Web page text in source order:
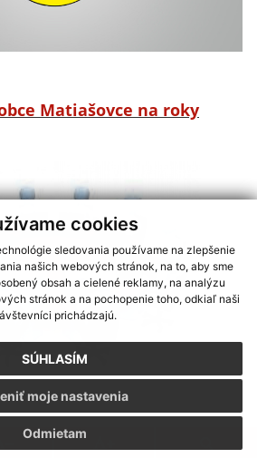
cookies
sledovania používame na zlepšenie
našich webových stránok, na to, aby sme
obsah a cielené reklamy, na analýzu
stránok a na pochopenie toho, odkiaľ naši
prichádzajú.
SÚHLASÍM
Odmietam
moje nastavenia
Matiašovce na roky
Obecného zastupiteľstva